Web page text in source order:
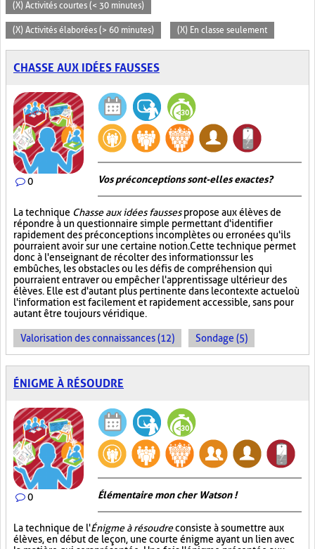
(X) Activités courtes (< 30 minutes)
(X) Activités élaborées (> 60 minutes) (X) En classe seulement
CHASSE AUX IDÉES FAUSSES
0 Vos préconceptions sont-elles exactes ?
La technique Chasse aux idées faussespropose aux élèves de
répondre à un questionnaire simple permettant d'identifier
rapidement des préconceptions incomplètes ou erronées qu'ils
pourraient avoir sur une certaine notion. Cette technique permet
donc à l'enseignant de récolter des informations sur les
embûches, les obstacles ou les défis de compréhension qui
pourraient entraver ou empêcher l'apprentissage ultérieur des
élèves. Elle est d'autant plus pertinente dans le contexte actuel où
l'information est facilement et rapidement accessible, sans pour
autant être toujours véridique.
Valorisation des connaissances (12) Sondage (5)
ÉNIGME À RÉSOUDRE
0 Élémentaire mon cher Watson !
La technique de l'Énigme à résoudreconsiste à soumettre aux
élèves, en début de leçon, une courte énigme ayant un lien avec